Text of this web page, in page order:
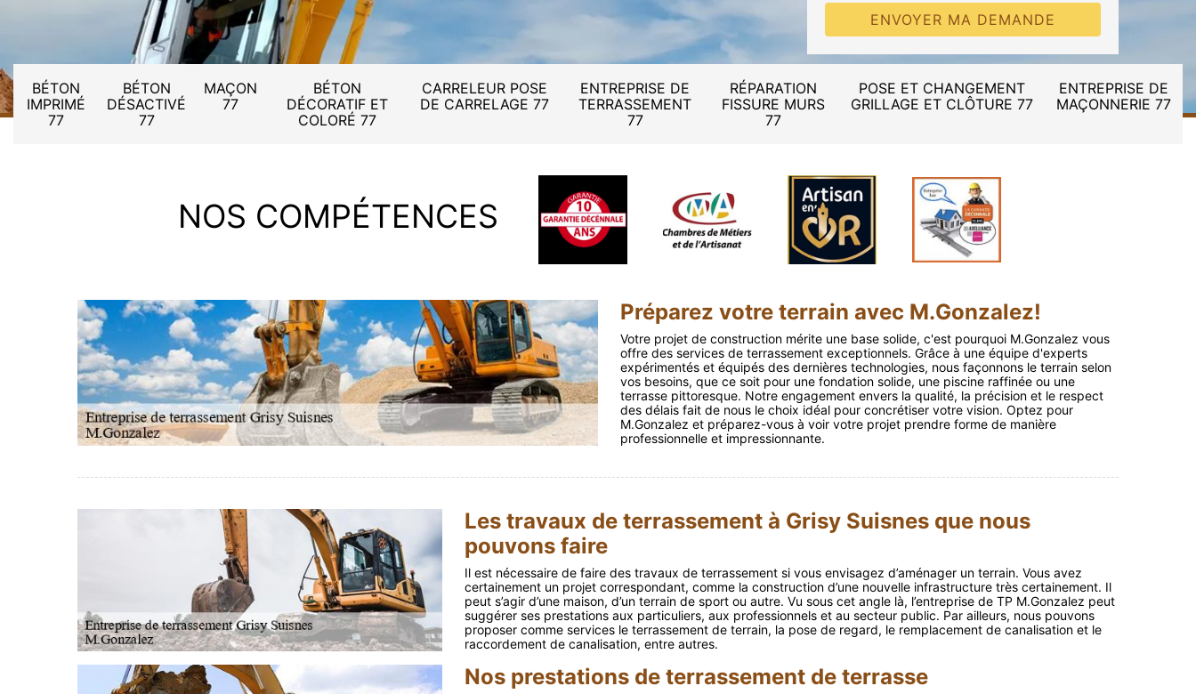
BÉTON
IMPRIMÉ
77
BÉTON
DÉSACTIVÉ
77
MAÇON
77
BÉTON
DÉCORATIF ET
COLORÉ 77
CARRELEUR POSE
DE CARRELAGE 77
ENTREPRISE DE
TERRASSEMENT
77
RÉPARATION
FISSURE MURS
77
POSE ET CHANGEMENT
GRILLAGE ET CLÔTURE 77
ENTREPRISE DE
MAÇONNERIE 77
NOS COMPÉTENCES
Préparez votre terrain avec M.Gonzalez!
Votre projet de construction mérite une base solide, c'est pourquoi M.Gonzalez vous
offre des services de terrassement exceptionnels. Grâce à une équipe d'experts
expérimentés et équipés des dernières technologies, nous façonnons le terrain selon
vos besoins, que ce soit pour une fondation solide, une piscine raffinée ou une
terrasse pittoresque. Notre engagement envers la qualité, la précision et le respect
des délais fait de nous le choix idéal pour concrétiser votre vision. Optez pour
M.Gonzalez et préparez-vous à voir votre projet prendre forme de manière
professionnelle et impressionnante.
Les travaux de terrassement à Grisy Suisnes que nous
pouvons faire
Il est nécessaire de faire des travaux de terrassement si vous envisagez d’aménager un terrain. Vous avez
certainement un projet correspondant, comme la construction d’une nouvelle infrastructure très certainement. Il
peut s’agir d’une maison, d’un terrain de sport ou autre. Vu sous cet angle là, l’entreprise de TP M.Gonzalez peut
suggérer ses prestations aux particuliers, aux professionnels et au secteur public. Par ailleurs, nous pouvons
proposer comme services le terrassement de terrain, la pose de regard, le remplacement de canalisation et le
raccordement de canalisation, entre autres.
Nos prestations de terrassement de terrasse